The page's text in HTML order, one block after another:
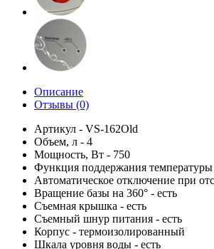
Описание
Отзывы (0)
Артикул - VS-162Old
Объем, л - 4
Мощность, Вт - 750
Функция поддержания температуры
Автоматическое отключение при
Вращение базы на 360° - есть
Съемная крышка - есть
Съемный шнур питания - есть
Корпус - термоизолированный
Шкала уровня воды - есть